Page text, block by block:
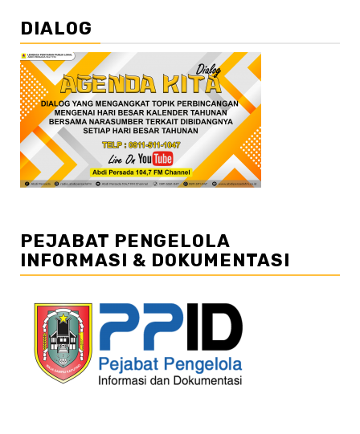
DIALOG
PEJABAT PENGELOLA
INFORMASI & DOKUMENTASI